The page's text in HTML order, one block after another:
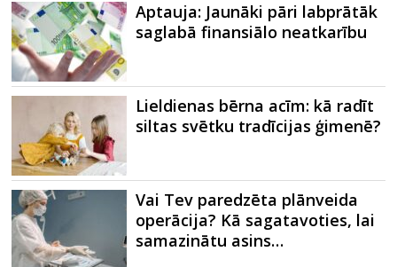
Aptauja: Jaunāki pāri labprātāk
saglabā finansiālo neatkarību
Lieldienas bērna acīm: kā radīt
siltas svētku tradīcijas ģimenē?
Vai Tev paredzēta plānveida
operācija? Kā sagatavoties, lai
samazinātu asins…